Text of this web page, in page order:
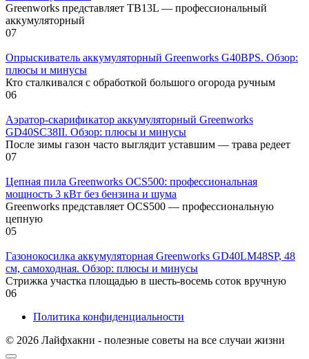
Greenworks представляет TB13L — профессиональный
аккумуляторный
07
Опрыскиватель аккумуляторный Greenworks G40BPS. Обзор:
плюсы и минусы
Кто сталкивался с обработкой большого огорода ручным
06
Аэратор-скарификатор аккумуляторный Greenworks
GD40SC38II. Обзор: плюсы и минусы
После зимы газон часто выглядит уставшим — трава редеет
07
Цепная пила Greenworks OCS500: профессиональная
мощность 3 кВт без бензина и шума
Greenworks представляет OCS500 — профессиональную
цепную
05
Газонокосилка аккумуляторная Greenworks GD40LM48SP, 48
см, самоходная. Обзор: плюсы и минусы
Стрижка участка площадью в шесть-восемь соток вручную
06
Политика конфиденциальности
© 2026 Лайфхакни - полезные советы на все случаи жизни